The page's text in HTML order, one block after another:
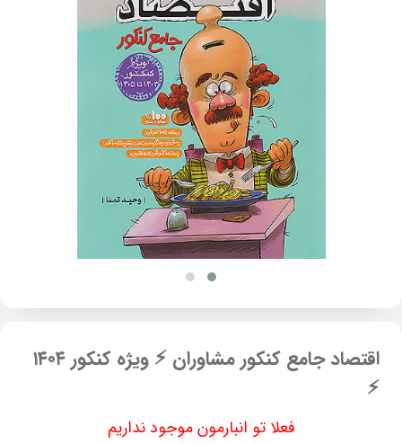
اقتصاد جامع کنکور مشاوران ⚡ ویژه کنکور ۱۴۰۴
⚡
فعلا تو انبارمون موجود نداریم